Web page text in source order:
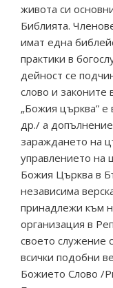
живота си
Библията.
имат една
практики в
дейност се
слово и
„Божия църква”
др./ а
зараждането на
управлението на
Божия Църква в
независима
принадлежи към
организация в
своето служение
всички подобни
Божието Слово /